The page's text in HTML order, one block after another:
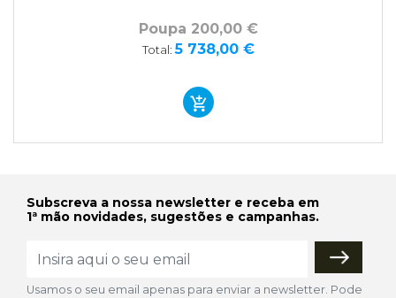
Poupa 200,00 €
Total:5 738,00 €
Subscreva a nossa newsletter e receba em
1ª mão novidades, sugestões e campanhas.
Usamos o seu email apenas para enviar a newsletter. Pode